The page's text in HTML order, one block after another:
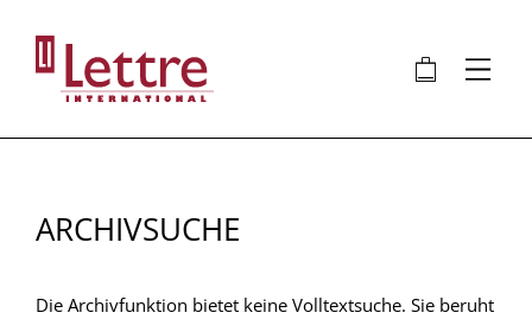
Inhalt
🛍 ⋮
ARCHIVSUCHE
Die Archivfunktion bietet keine Volltextsuche. Sie beruht